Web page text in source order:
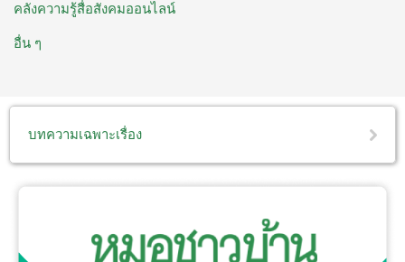
คลังความรู้สื่อสังคมออนไลน์
อื่น ๆ
บทความเฉพาะเรื่อง